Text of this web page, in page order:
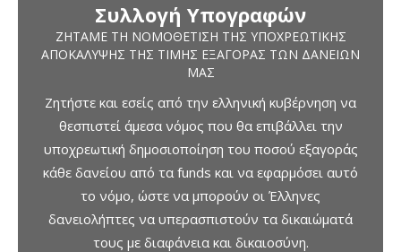
Συλλογή Υπογραφών
ΖΗΤΆΜΕ ΤΗ ΝΟΜΟΘΈΤΙΣΗ ΤΗΣ ΥΠΟΧΡΕΩΤΙΚΉΣ
ΑΠΟΚΆΛΥΨΗΣ ΤΗΣ ΤΙΜΉΣ ΕΞΑΓΟΡΆΣ ΤΩΝ ΔΑΝΕΊΩΝ
ΜΑΣ
Ζητήστε και εσείς από την ελληνική κυβέρνηση να
θεσπιστεί άμεσα νόμος που θα επιβάλλει την
υποχρεωτική δημοσιοποίηση του ποσού εξαγοράς
κάθε δανείου από τα funds και να εφαρμόσει αυτό
το νόμο, ώστε να μπορούν οι Έλληνες
δανειολήπτες να υπερασπιστούν τα δικαιώματά
τους με διαφάνεια και δικαιοσύνη.